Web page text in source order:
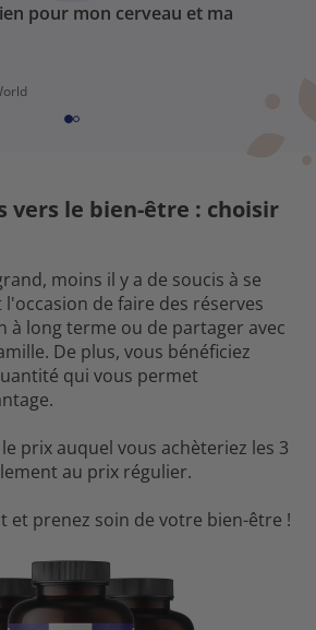
pour mon cerveau et ma
vers le bien-être : choisir
moins il y a de soucis à se
de faire des réserves
à long terme ou de partager avec
De plus, vous bénéficiez
qui vous permet
prix auquel vous achèteriez les 3
au prix régulier.
et prenez soin de votre bien-être !